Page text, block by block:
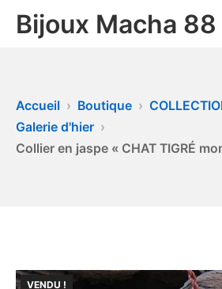
Bijoux Macha 88
Accueil Boutique
Galerie d'hier
Collier en jaspe « CHAT TIGRÉ
VENDU !